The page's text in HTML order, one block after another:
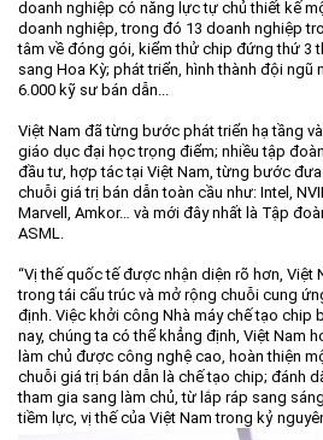
doanh nghiệp có năng lực tự chủ thiết kế
doanh nghiệp, trong đó 13 doanh nghiệp
tâm về đóng gói, kiểm thử chip đứng thứ 3
sang Hoa Kỳ; phát triển, hình thành đội ngũ
6.000 kỹ sư bán dẫn...
Việt Nam đã từng bước phát triển hạ tầng
giáo dục đại học trọng điểm; nhiều tập
đầu tư, hợp tác tại Việt Nam, từng bước
chuỗi giá trị bán dẫn toàn cầu như: Intel,
Marvell, Amkor… và mới đây nhất là Tập
ASML.
“Vị thế quốc tế được nhận diện rõ hơn, Việt
trong tái cấu trúc và mở rộng chuỗi cung
định. Việc khởi công Nhà máy chế tạo chip
nay, chúng ta có thể khẳng định, Việt Nam
làm chủ được công nghệ cao, hoàn thiện
chuỗi giá trị bán dẫn là chế tạo chip; đánh
tham gia sang làm chủ, từ lắp ráp sang
tiềm lực, vị thế của Việt Nam trong kỷ